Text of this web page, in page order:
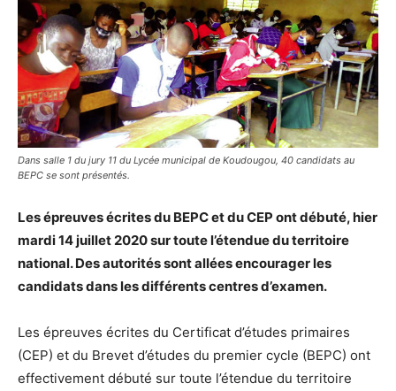
Dans salle 1 du jury 11 du Lycée municipal de Koudougou, 40 candidats au
BEPC se sont présentés.
Les épreuves écrites du BEPC et du CEP ont débuté, hier
mardi 14 juillet 2020 sur toute l’étendue du territoire
national. Des autorités sont allées encourager les
candidats dans les différents centres d’examen.
Les épreuves écrites du Certificat d’études primaires
(CEP) et du Brevet d’études du premier cycle (BEPC) ont
effectivement débuté sur toute l’étendue du territoire